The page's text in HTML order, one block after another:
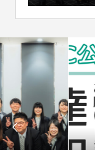
